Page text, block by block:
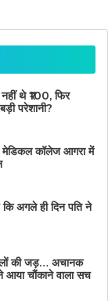
थे ₹100, फिर
परेशानी?
कॉलेज आगरा में
कि अगले ही दिन पति ने
की जड़… अचानक
चौंकाने वाला सच